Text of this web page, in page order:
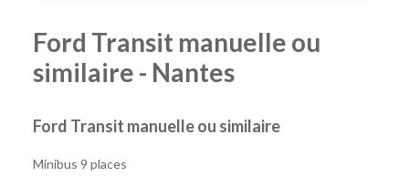
Ford Transit manuelle ou
similaire - Nantes
Ford Transit manuelle ou similaire
Minibus 9 places